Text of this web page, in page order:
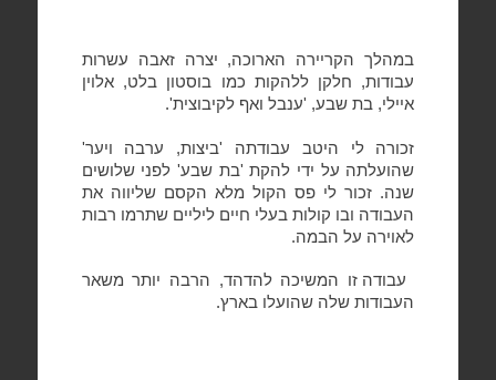
במהלך הקריירה הארוכה, יצרה זאבה עשרות
עבודות, חלקן ללהקות כמו בוסטון בלט, אלוין
איילי, בת שבע, 'ענבל ואף לקיבוצית'.
זכורה לי היטב עבודתה 'ביצות, ערבה ויער'
שהועלתה על ידי להקת 'בת שבע' לפני שלושים
שנה. זכור לי פס הקול מלא הקסם שליווה את
העבודה ובו קולות בעלי חיים ליליים שתרמו רבות
לאוירה על הבמה.
עבודה זו המשיכה להדהד, הרבה יותר משאר
העבודות שלה שהועלו בארץ.